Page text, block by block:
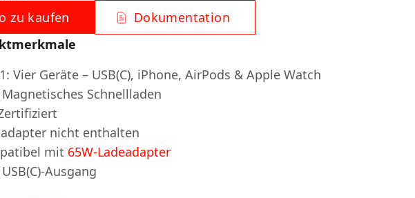
zu kaufen
Dokumentation
Vier Geräte – USB(C), iPhone, AirPods & Apple Watch
Magnetisches Schnellladen
nicht enthalten
mit 65W-Ladeadapter
Ausgang